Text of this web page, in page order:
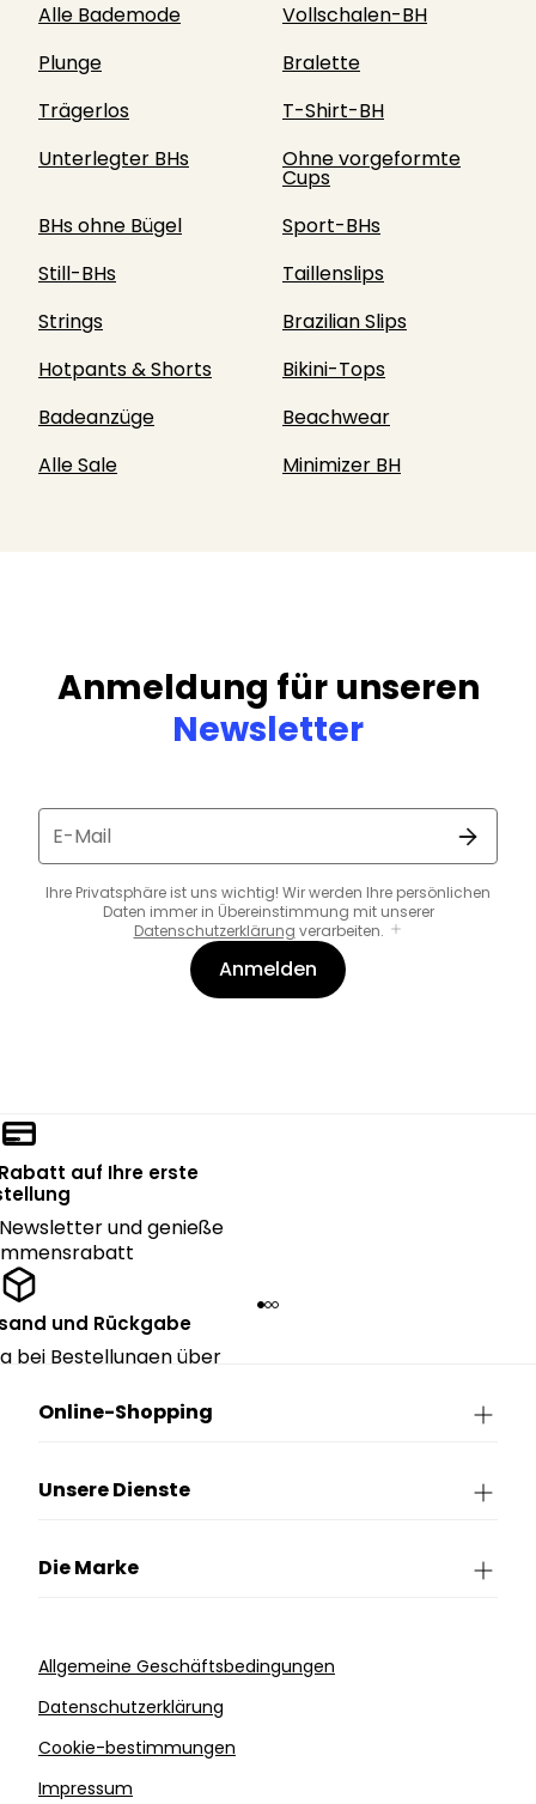
Alle Bademode
Vollschalen-BH
Plunge
Bralette
Trägerlos
T-Shirt-BH
Unterlegter BHs
Ohne vorgeformte
Cups
BHs ohne Bügel
Sport-BHs
Still-BHs
Taillenslips
Strings
Brazilian Slips
Hotpants & Shorts
Bikini-Tops
Badeanzüge
Beachwear
Alle Sale
Minimizer BH
Anmeldung für unseren
Newsletter
E-Mail
Ihre Privatsphäre ist uns wichtig! Wir werden Ihre persönlichen
Daten immer in Übereinstimmung mit unserer
Datenschutzerklärung verarbeiten.
Anmelden
auf Ihre erste
und genieße
und Rückgabe
bei Bestellungen über
Online-Shopping
Unsere Dienste
Die Marke
Allgemeine Geschäftsbedingungen
Datenschutzerklärung
Cookie-bestimmungen
Impressum